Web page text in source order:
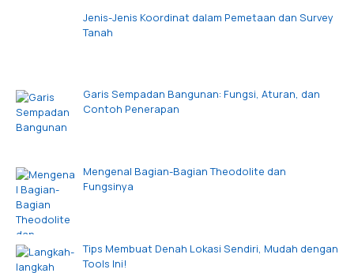
Jenis-Jenis Koordinat dalam Pemetaan dan Survey
Tanah
Garis Sempadan Bangunan: Fungsi, Aturan, dan
Contoh Penerapan
Mengenal Bagian-Bagian Theodolite dan
Fungsinya
Tips Membuat Denah Lokasi Sendiri, Mudah dengan
Tools Ini!